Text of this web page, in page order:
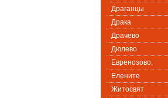
Драганцы
Драка
Драчево
Дюлево
Евренозово,
Елените
Житосвят